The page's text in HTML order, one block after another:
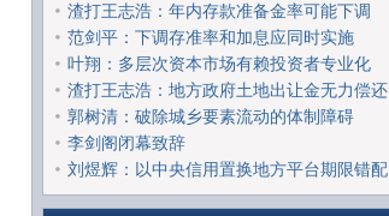
渣打王志浩：年内存款准备金率可能下调
范剑平：下调存准率和加息应同时实施
叶翔：多层次资本市场有赖投资者专业化
渣打王志浩：地方政府土地出让金无力偿还
全部地方债
郭树清：破除城乡要素流动的体制障碍
李剑阁闭幕致辞
刘煜辉：以中央信用置换地方平台期限错配
风险